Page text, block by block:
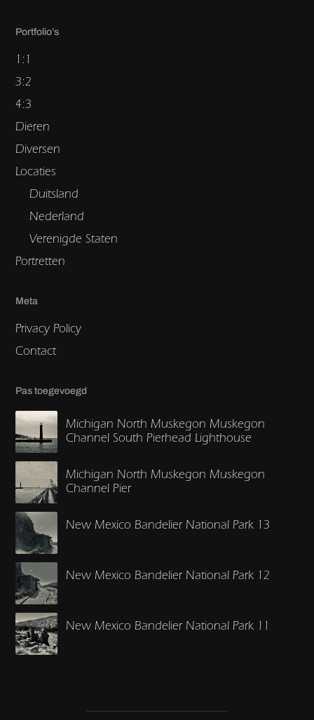
Portfolio’s
1:1
3:2
4:3
Dieren
Diversen
Locaties
Duitsland
Nederland
Verenigde Staten
Portretten
Meta
Privacy Policy
Contact
Pas toegevoegd
Michigan North Muskegon Muskegon
Channel South Pierhead Lighthouse
Michigan North Muskegon Muskegon
Channel Pier
New Mexico Bandelier National Park 13
New Mexico Bandelier National Park 12
New Mexico Bandelier National Park 11